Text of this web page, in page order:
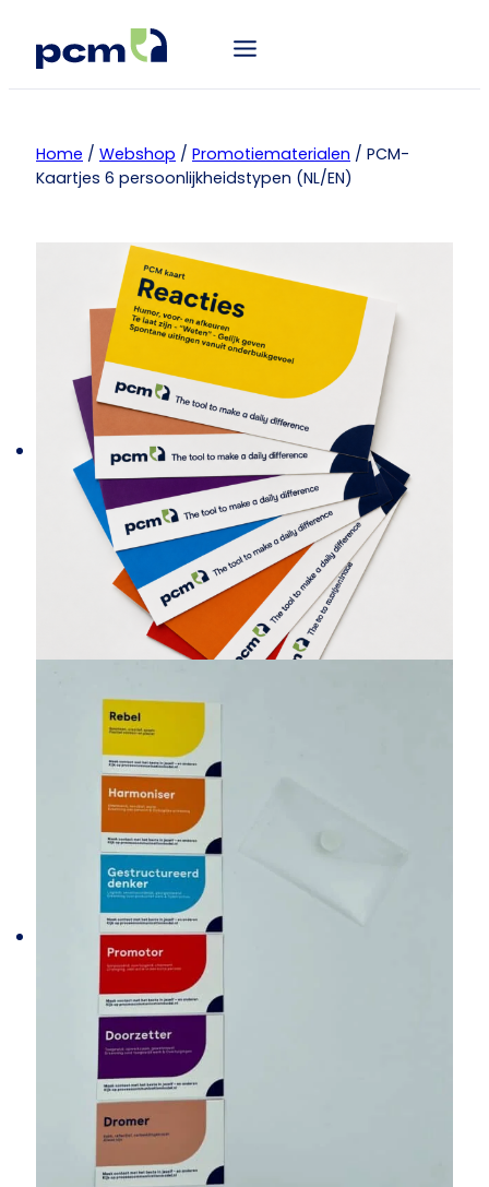
Home / Webshop / Promotiematerialen / PCM-
Kaartjes 6 persoonlijkheidstypen (NL/EN)